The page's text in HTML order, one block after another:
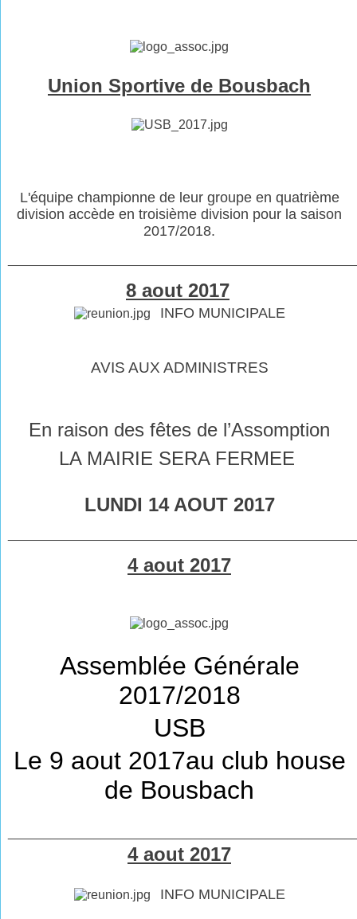
Union Sportive de Bousbach
L'équipe championne de leur groupe en quatrième
division accède en troisième division pour la saison
2017/2018.
8 aout 2017
INFO MUNICIPALE
AVIS AUX ADMINISTRES
En raison des fêtes de l’Assomption
LA MAIRIE SERA FERMEE
LUNDI 14 AOUT 2017
4 aout 2017
Assemblée Générale
2017/2018
USB
Le 9 aout 2017au club house
de Bousbach
4 aout 2017
INFO MUNICIPALE